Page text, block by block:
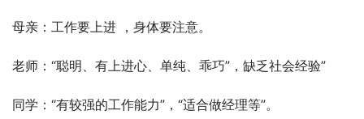
母亲：工作要上进 ，身体要注意。
老师：“聪明、有上进心、单纯、乖巧”，缺乏社会经验”
同学：“有较强的工作能力”，“适合做经理等”。